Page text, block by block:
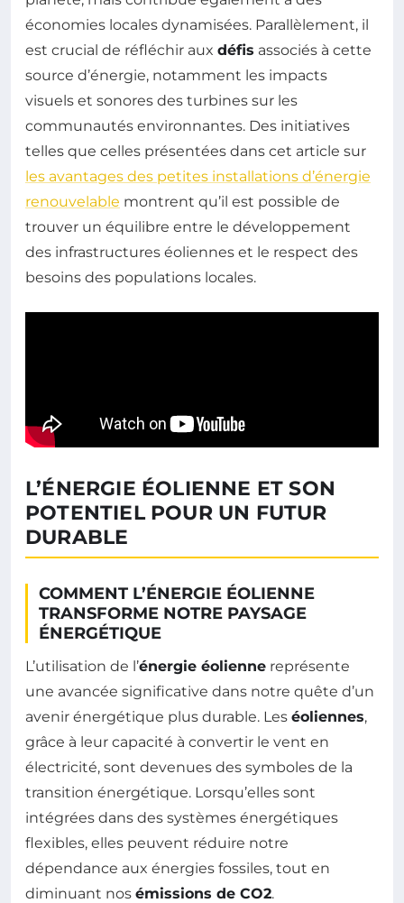
économies locales dynamisées. Parallèlement, il
est crucial de réfléchir aux défis associés à cette
source d’énergie, notamment les impacts
visuels et sonores des turbines sur les
communautés environnantes. Des initiatives
telles que celles présentées dans cet article sur
les avantages des petites installations d’énergie
renouvelable montrent qu’il est possible de
trouver un équilibre entre le développement
des infrastructures éoliennes et le respect des
besoins des populations locales.
L’ÉNERGIE ÉOLIENNE ET SON
POTENTIEL POUR UN FUTUR
DURABLE
COMMENT L’ÉNERGIE ÉOLIENNE
TRANSFORME NOTRE PAYSAGE
ÉNERGÉTIQUE
L’utilisation de l’énergie éolienne représente
une avancée significative dans notre quête d’un
avenir énergétique plus durable. Les éoliennes,
grâce à leur capacité à convertir le vent en
électricité, sont devenues des symboles de la
transition énergétique. Lorsqu’elles sont
intégrées dans des systèmes énergétiques
flexibles, elles peuvent réduire notre
dépendance aux énergies fossiles, tout en
diminuant nos émissions de CO2.